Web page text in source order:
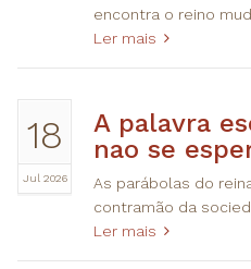
encontra o reino
Ler mais
18
Jul 2026
A palavra
nao se
As parábolas do
contramão da
Ler mais